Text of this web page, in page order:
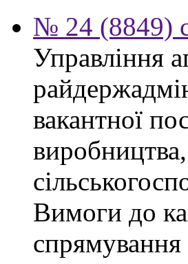
№ 24 (8849)
Управління
вакантної
Вимоги до
спрямування